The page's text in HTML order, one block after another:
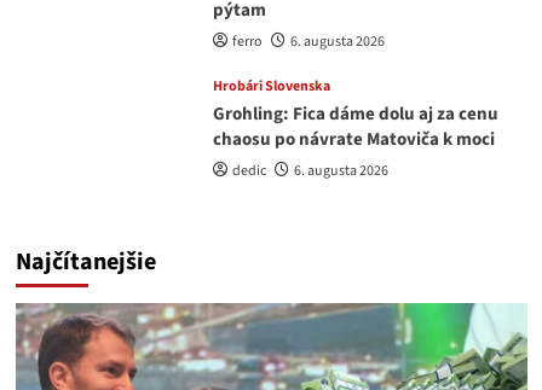
pýtam
ferro 6. augusta 2026
Hrobári Slovenska
Grohling: Fica dáme dolu aj za cenu
chaosu po návrate Matoviča k moci
dedic 6. augusta 2026
Najčítanejšie